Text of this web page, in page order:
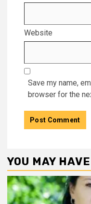
Website
Save my name,
browser for the
YOU MAY